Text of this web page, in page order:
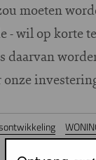
moeten
wil op korte
daarvan